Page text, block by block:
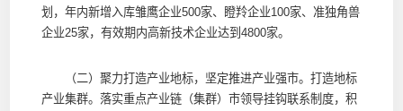
划，年内新增入库雏鹰企业500家、瞪羚企业100家、准独角兽
企业25家，有效期内高新技术企业达到4800家。
（二）聚力打造产业地标，坚定推进产业强市。打造地标
产业集群。落实重点产业链（集群）市领导挂钩联系制度，积